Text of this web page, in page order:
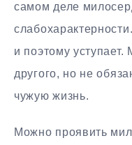
самом деле
и поэтому
другого, но не
чужую жизнь.
Можно проявить